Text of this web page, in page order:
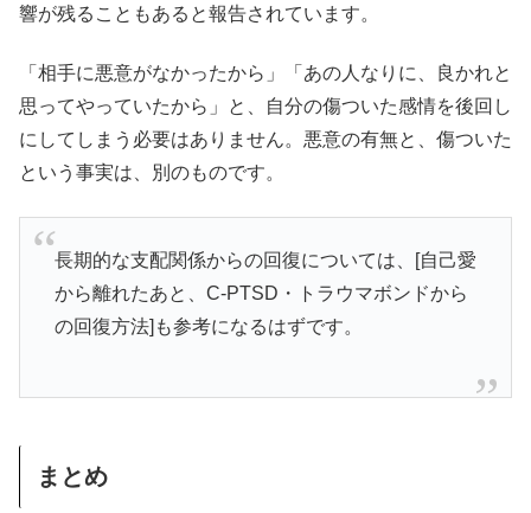
響が残ることもあると報告されています。
「相手に悪意がなかったから」「あの人なりに、良かれと
思ってやっていたから」と、自分の傷ついた感情を後回し
にしてしまう必要はありません。悪意の有無と、傷ついた
という事実は、別のものです。
長期的な支配関係からの回復については、[自己愛
から離れたあと、C-PTSD・トラウマボンドから
の回復方法]も参考になるはずです。
まとめ